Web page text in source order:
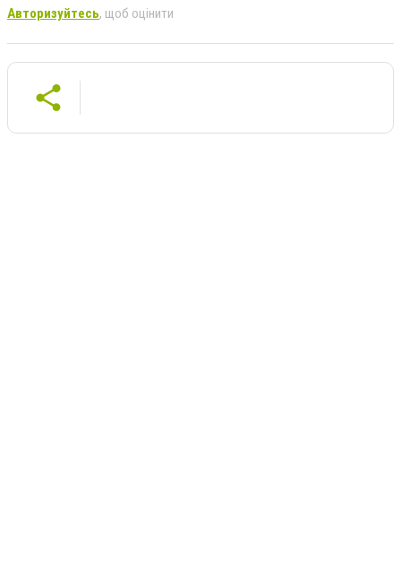
Авторизуйтесь, щоб оцінити